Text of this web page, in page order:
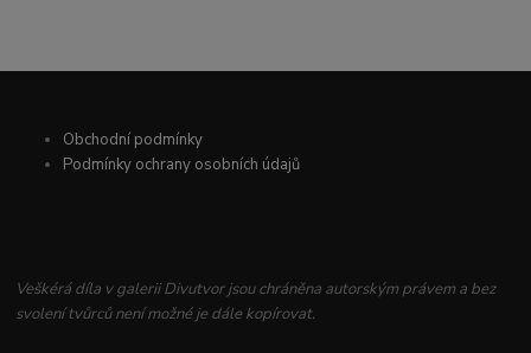
Obchodní podmínky
Podmínky ochrany osobních údajů
Veškérá díla v galerii Divutvor jsou chráněna autorským právem a bez
svolení tvůrců není možné je dále kopírovat.